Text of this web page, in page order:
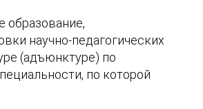
образование,
научно-педагогических
(адъюнктуре) по
по которой